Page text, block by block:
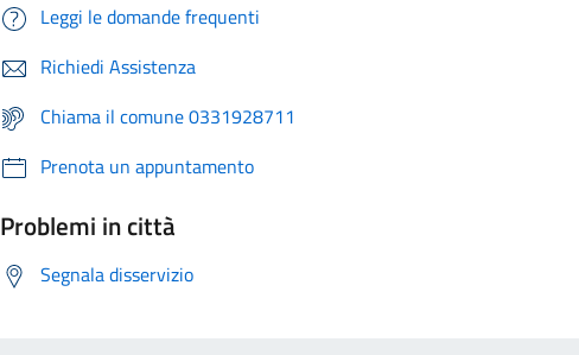
Leggi le domande frequenti
Richiedi Assistenza
Chiama il comune 0331928711
Prenota un appuntamento
Problemi in città
Segnala disservizio